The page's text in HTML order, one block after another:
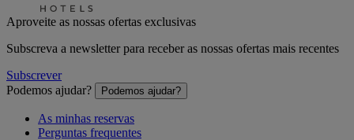
Aproveite as nossas ofertas exclusivas
Subscreva a newsletter para receber as nossas ofertas mais recentes
Subscrever
Podemos ajudar?
Podemos ajudar?
As minhas reservas
Perguntas frequentes